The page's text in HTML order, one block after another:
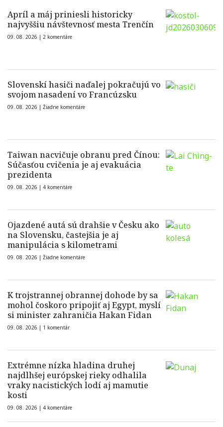
Apríl a máj priniesli historicky
najvyššiu návštevnosť mesta Trenčín
09. 08. 2026 | 2 komentáre
Slovenskí hasiči naďalej pokračujú vo
svojom nasadení vo Francúzsku
09. 08. 2026 | Žiadne komentáre
Taiwan nacvičuje obranu pred Čínou:
Súčasťou cvičenia je aj evakuácia
prezidenta
09. 08. 2026 | 4 komentáre
Ojazdené autá sú drahšie v Česku ako
na Slovensku, častejšia je aj
manipulácia s kilometrami
09. 08. 2026 | Žiadne komentáre
K trojstrannej obrannej dohode by sa
mohol čoskoro pripojiť aj Egypt, myslí
si minister zahraničia Hakan Fidan
09. 08. 2026 | 1 komentár
Extrémne nízka hladina druhej
najdlhšej európskej rieky odhalila
vraky nacistických lodí aj mamutie
kosti
09. 08. 2026 | 4 komentáre